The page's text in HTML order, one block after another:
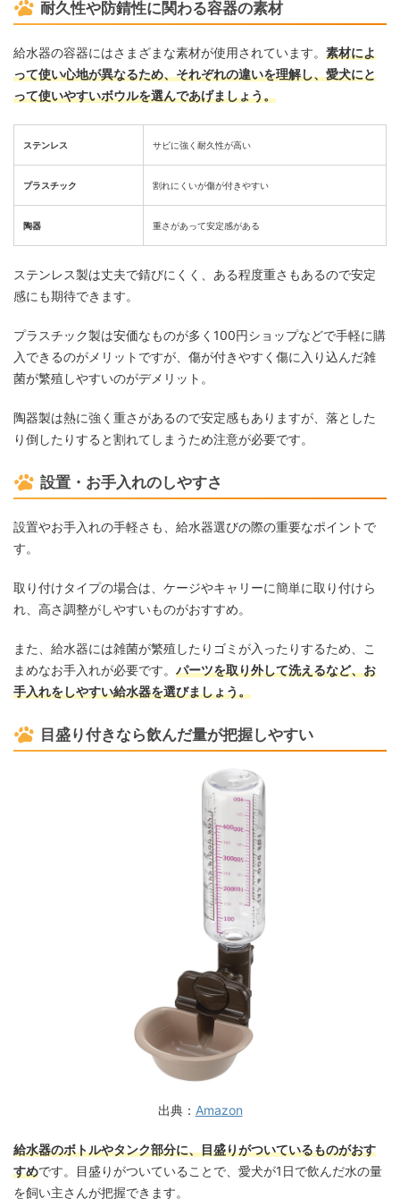
耐久性や防錆性に関わる容器の素材
給水器の容器にはさまざまな素材が使用されています。 素材によ
って使い心地が異なるため、それぞれの違いを理解し、愛犬にと
って使いやすいボウルを選んであげましょう。
ステンレス サビに強く耐久性が高い
プラスチック 割れにくいが傷が付きやすい
陶器 重さがあって安定感がある
ステンレス製は丈夫で錆びにくく、ある程度重さもあるので安定
感にも期待できます。
プラスチック製は安価なものが多く100円ショップなどで手軽に購
入できるのがメリットですが、傷が付きやすく傷に入り込んだ雑
菌が繁殖しやすいのがデメリット。
陶器製は熱に強く重さがあるので安定感もありますが、落とした
り倒したりすると割れてしまうため注意が必要です。
設置・お手入れのしやすさ
設置やお手入れの手軽さも、給水器選びの際の重要なポイントで
す。
取り付けタイプの場合は、ケージやキャリーに簡単に取り付けら
れ、高さ調整がしやすいものがおすすめ。
また、給水器には雑菌が繁殖したりゴミが入ったりするため、こ
まめなお手入れが必要です。 パーツを取り外して洗えるなど、お
手入れをしやすい給水器を選びましょう。
目盛り付きなら飲んだ量が把握しやすい
出典： Amazon
給水器のボトルやタンク部分に、目盛りがついているものがおす
すめです。目盛りがついていることで、愛犬が1日で飲んだ水の量
を飼い主さんが把握できます。